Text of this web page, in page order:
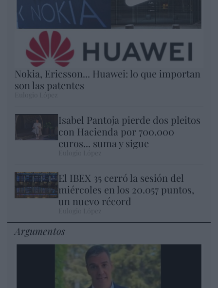
Nokia, Ericsson... Huawei: lo que importan
son las patentes
Isabel Pantoja pierde dos pleitos
con Hacienda por 700.000
euros... suma y sigue
El IBEX 35 cerró la sesión del
miércoles en los 20.057 puntos,
un nuevo récord
Argumentos